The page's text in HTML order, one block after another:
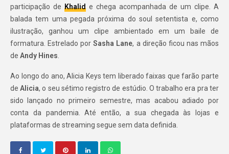
participação de Khalid e chega acompanhada de um clipe. A
balada tem uma pegada próxima do soul setentista e, como
ilustração, ganhou um clipe ambientado em um baile de
formatura. Estrelado porSasha Lane, a direção ficou nas mãos
deAndy Hines.
Ao longo do ano, Alicia Keys tem liberado faixas que farão parte
deAlicia, o seu sétimo registro de estúdio. O trabalho era pra ter
sido lançado no primeiro semestre, mas acabou adiado por
conta da pandemia. Até então, a sua chegada às lojas e
plataformas de streaming segue sem data definida.